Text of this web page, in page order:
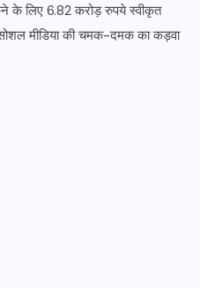
के लिए 6.82 करोड़ रुपये स्वीकृत
मीडिया की चमक-दमक का कड़वा